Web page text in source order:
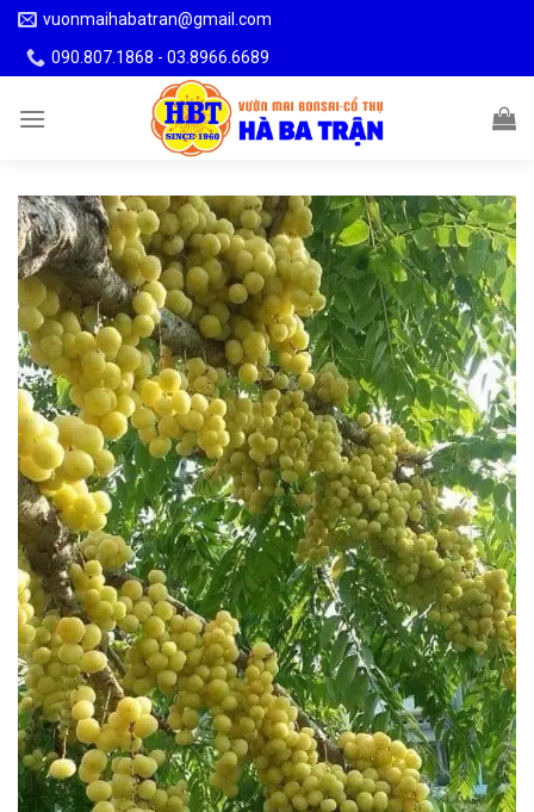
Skip
content
vuonmaihabatran@gmail.com
090.807.1868 - 03.8966.6689